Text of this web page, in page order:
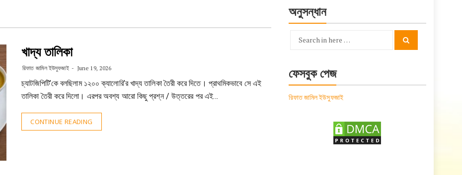
খাদ্য তালিকা
রিফাত জামিল ইউসুফজাই June 19, 2026
চ্যাটজিপিটি’কে বলছিলাম ১২০০ ক্যালোরি’র খাদ্য তালিকা তৈরী করে দিতে। প্রাথমিকভাবে সে এই
তালিকা তৈরী করে দিলো। এরপর অবশ্য আরো কিছু প্রশ্ন / উত্তরের পর এই…
CONTINUE READING
অনুসন্ধান
Search
ফেসবুক পেজ
রিফাত জামিল ইউসুফজাই